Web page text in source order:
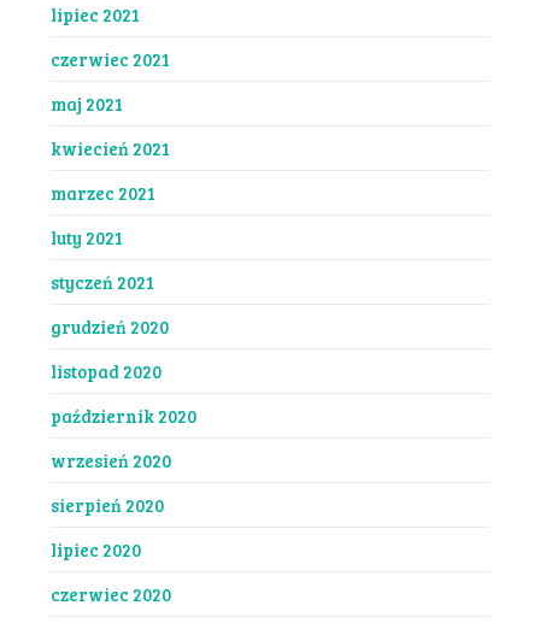
lipiec 2021
czerwiec 2021
maj 2021
kwiecień 2021
marzec 2021
luty 2021
styczeń 2021
grudzień 2020
listopad 2020
październik 2020
wrzesień 2020
sierpień 2020
lipiec 2020
czerwiec 2020